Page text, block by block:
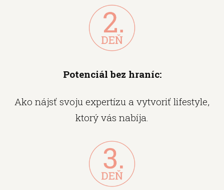
Potenciál bez hraníc:
Ako nájsť svoju expertízu a vytvoriť lifestyle,
ktorý vás nabíja.